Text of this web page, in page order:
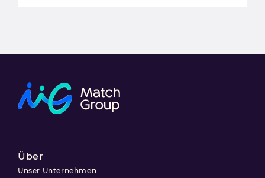
Über
Unser Unternehmen